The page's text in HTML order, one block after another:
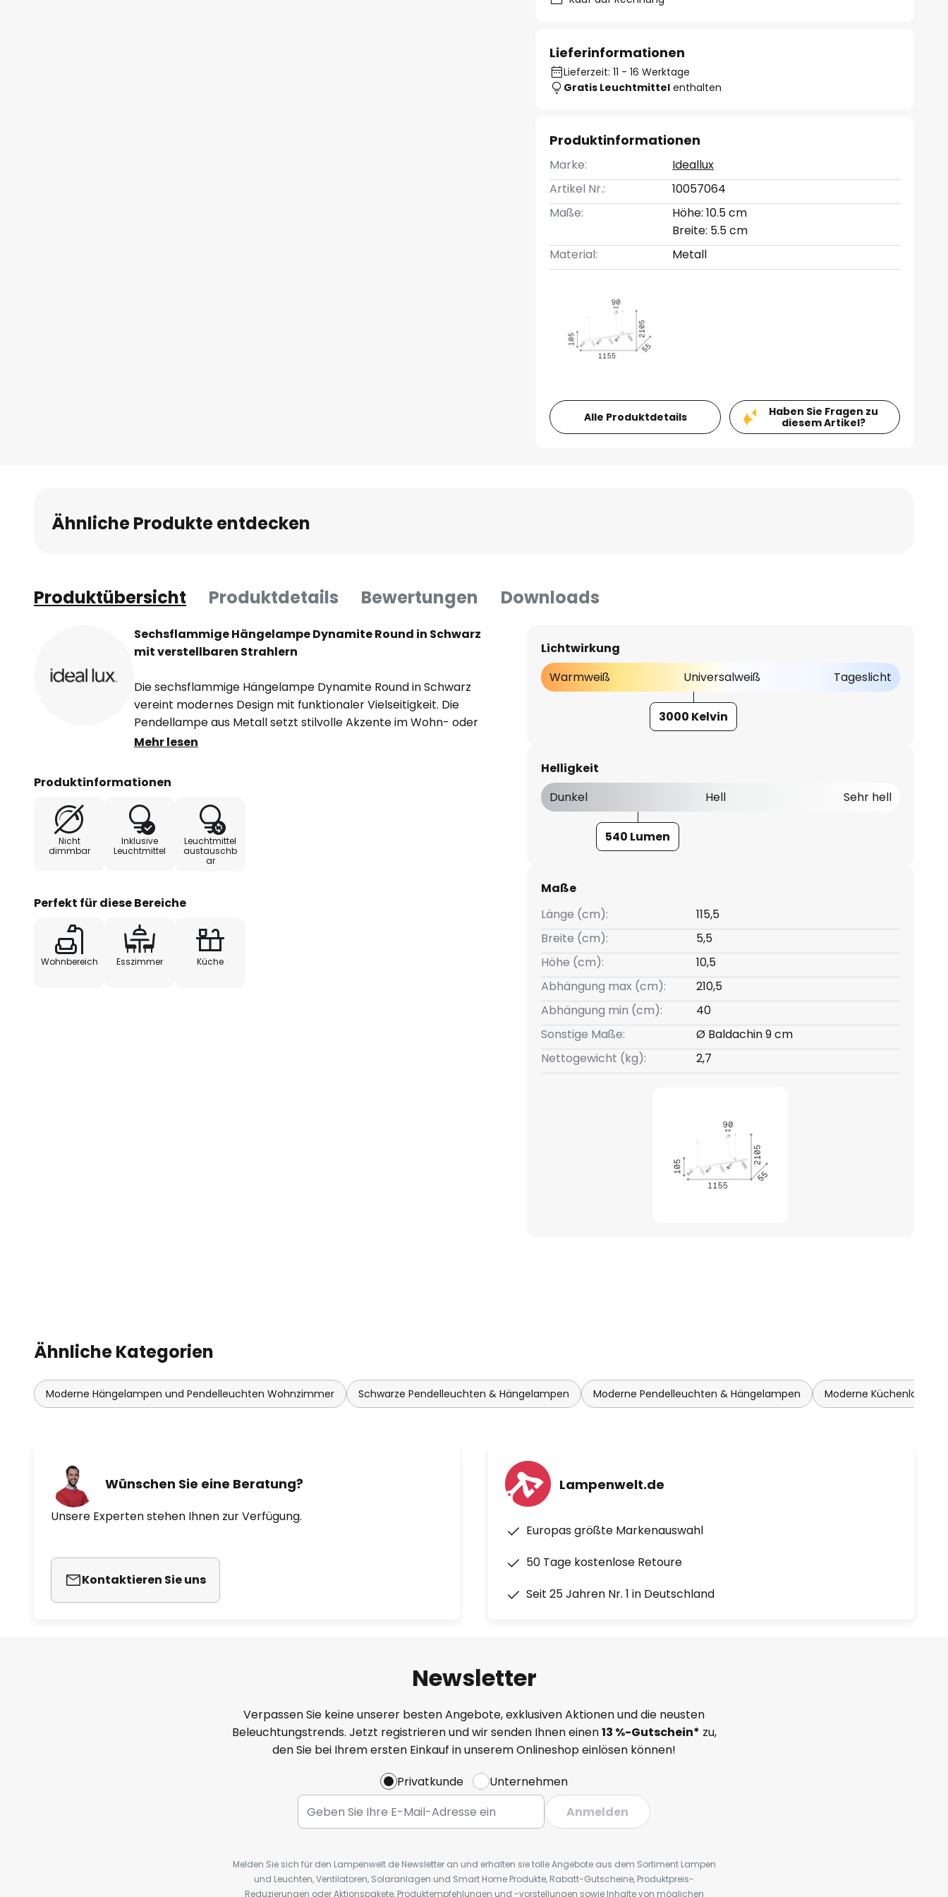
Lieferinformationen
Lieferzeit: 11 - 16 Werktage
Gratis Leuchtmittel enthalten
Produktinformationen
Marke:
Ideallux
Artikel Nr.:
10057064
Maße:
Höhe: 10.5 cm
Breite: 5.5 cm
Material:
Metall
Alle Produktdetails
Haben Sie Fragen zu
diesem Artikel?
Ähnliche Produkte entdecken
Produktübersicht Produktdetails Bewertungen Downloads
Sechsflammige Hängelampe Dynamite Round in Schwarz
mit verstellbaren Strahlern
Die sechsflammige Hängelampe Dynamite Round in Schwarz
vereint modernes Design mit funktionaler Vielseitigkeit. Die
Pendellampe aus Metall setzt stilvolle Akzente im Wohn- oder
Esszimmer sowie in der Küche. Die sechs Lichtquellen sorgen für
harmonische Atmosphäre, die sowohl für gesellige Abende als
Mit GU10-Fassungen bestückt, wird diese Hängelampe bereits
inklusive sechs LED-Leuchtmitteln geliefert.
Mehr lesen
Produktinformationen
Nicht
dimmbar
Inklusive
Leuchtmittel
Leuchtmittel
austauschb
ar
Perfekt für diese Bereiche
Wohnbereich Esszimmer Küche
Lichtwirkung
Warmweiß
Universalweiß Tageslicht
3000 Kelvin
Helligkeit
Dunkel
Hell Sehr hell
540 Lumen
Maße
Länge (cm):
115,5
Breite (cm):
5,5
Höhe (cm):
10,5
Abhängung max (cm):
210,5
Abhängung min (cm):
40
Sonstige Maße:
Ø Baldachin 9 cm
Nettogewicht (kg):
2,7
Ähnliche Kategorien
Moderne Hängelampen und Pendelleuchten Wohnzimmer Schwarze Pendelleuchten & Hängelampen Moderne Pendelleuchten & Hängelampen Moderne Küchenlampen
Wünschen Sie eine Beratung?
Unsere Experten stehen Ihnen zur Verfügung.
Kontaktieren Sie uns
Lampenwelt.de
Europas größte Markenauswahl
50 Tage kostenlose Retoure
Seit 25 Jahren Nr. 1 in Deutschland
Newsletter
Verpassen Sie keine unserer besten Angebote, exklusiven Aktionen und die neusten
Beleuchtungstrends. Jetzt registrieren und wir senden Ihnen einen13 %-Gutschein* zu,
den Sie bei Ihrem ersten Einkauf in unserem Onlineshop einlösen können!
Privatkunde
Unternehmen
Anmelden
Melden Sie sich für den Lampenwelt.de Newsletter an und erhalten sie tolle Angebote aus dem Sortiment Lampen
und Leuchten, Ventilatoren, Solaranlagen und Smart Home Produkte, Rabatt-Gutscheine, Produktpreis-
Reduzierungen oder Aktionspakete, Produktempfehlungen und -vorstellungen sowie Inhalte von möglichen